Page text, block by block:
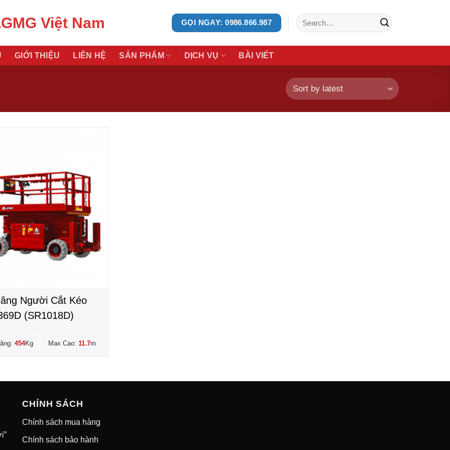
Việt Nam GỌI NGAY: 0986.866.987
Search
for:
GIỚI THIỆU LIÊN HỆ SẢN PHẨM DỊCH VỤ BÀI VIẾT
Người Cắt Kéo
(SR1018D)
454Kg Max Cao: 11.7m
CHÍNH SÁCH
Chính sách mua hàng
Chính sách bảo hành